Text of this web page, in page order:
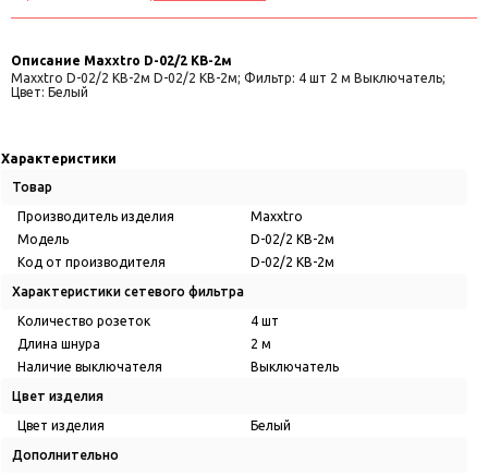
Описание Maxxtro D-02/2 KB-2м
Maxxtro D-02/2 KB-2м D-02/2 KB-2м; Фильтр: 4 шт 2 м Выключатель;
Цвет: Белый
Характеристики
Товар
Производитель изделия
Maxxtro
Модель
D-02/2 KB-2м
Код от производителя
D-02/2 KB-2м
Характеристики сетевого фильтра
Количество розеток
4 шт
Длина шнура
2 м
Наличие выключателя
Выключатель
Цвет изделия
Цвет изделия Белый
Дополнительно